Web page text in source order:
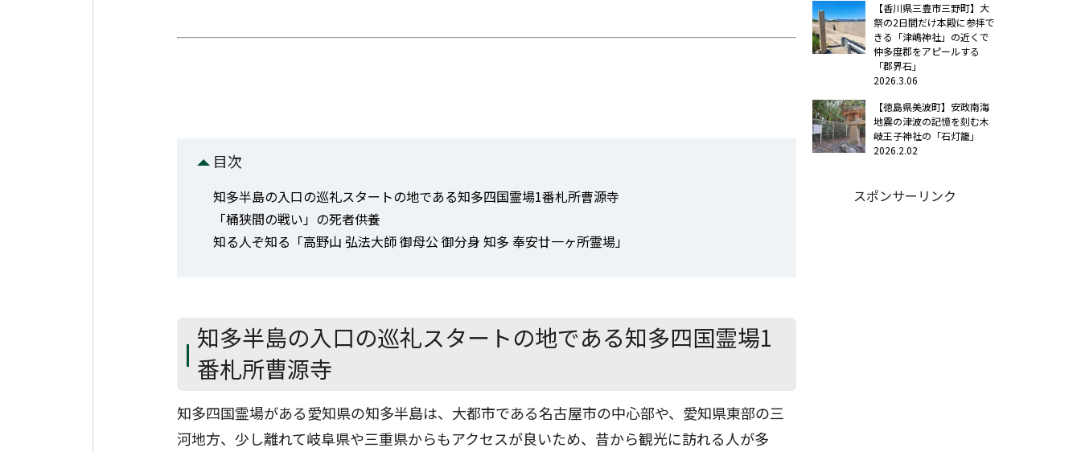
目次
知多半島の入口の巡礼スタートの地である知多四国霊場1番札所曹源寺
「桶狭間の戦い」の死者供養
知る人ぞ知る「高野山 弘法大師 御母公 御分身 知多 奉安廿一ヶ所霊場」
知多半島の入口の巡礼スタートの地である知多四国霊場1
番札所曹源寺
知多四国霊場がある愛知県の知多半島は、大都市である名古屋市の中心部や、愛知県東部の三
河地方、少し離れて岐阜県や三重県からもアクセスが良いため、昔から観光に訪れる人が多
【香川県三豊市三野町】大
祭の2日間だけ本殿に参拝で
きる「津嶋神社」の近くで
仲多度郡をアピールする
「郡界石」
2026.3.06
【徳島県美波町】安政南海
地震の津波の記憶を刻む木
岐王子神社の「石灯籠」
2026.2.02
スポンサーリンク